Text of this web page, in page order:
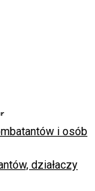
i osób
działaczy